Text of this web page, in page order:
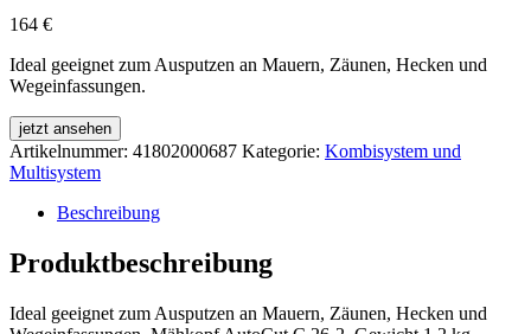
164 €
Ideal geeignet zum Ausputzen an Mauern, Zäunen, Hecken und
Wegeinfassungen.
jetzt ansehen
Artikelnummer: 41802000687 Kategorie: Kombisystem und
Multisystem
Beschreibung
Produktbeschreibung
Ideal geeignet zum Ausputzen an Mauern, Zäunen, Hecken und